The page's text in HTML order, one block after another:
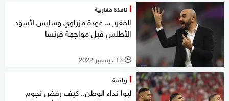
نافذة مغاربية
المغرب.. عودة مزراوي وسايس لأسود
الأطلس قبل مواجهة فرنسا
l 13 ديسمبر 2022
رياضة
لبوا نداء الوطن.. كيف رفض نجوم